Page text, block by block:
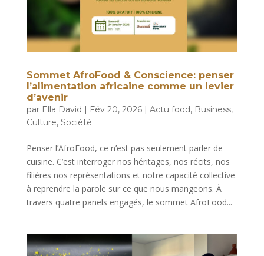
Sommet AfroFood & Conscience: penser
l’alimentation africaine comme un levier
d’avenir
par Ella David | Fév 20, 2026| Actu food, Business,
Culture, Société
Penser l’AfroFood, ce n’est pas seulement parler de
cuisine. C’est interroger nos héritages, nos récits, nos
filières nos représentations et notre capacité collective
à reprendre la parole sur ce que nous mangeons. À
travers quatre panels engagés, le sommet AfroFood...